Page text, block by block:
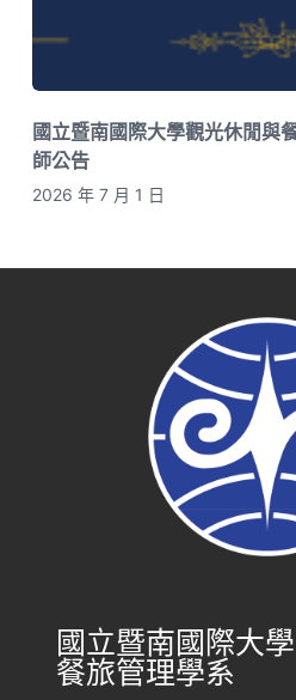
國立暨南國際大學觀光休閒與
師公告
2026 年 7 月 1 日
國立暨南國際大
餐旅管理學系